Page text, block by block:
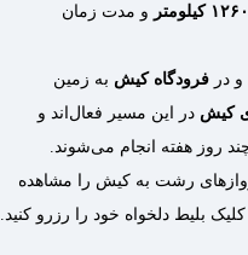
۱۲۶۰ کیلومتر
و مدت زمان
در فرودگاه کیش به زمین
کیش در این مسیر فعال‌اند و
روز هفته انجام می‌شوند.
رشت به کیش را مشاهده
بلیط دلخواه خود را رزرو کنید.